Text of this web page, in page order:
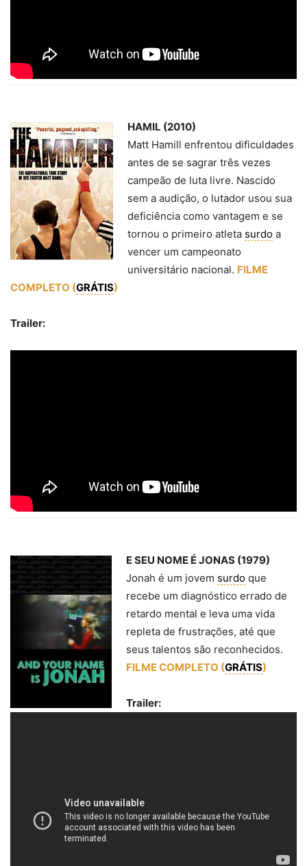
HAMIL (2010)
Matt Hamill enfrentou dificuldades
antes de se sagrar três vezes
campeão de luta livre. Nascido
sem a audição, o lutador usou sua
deficiência como vantagem e se
tornou o primeiro atleta surdo a
vencer um campeonato
universitário nacional. FILME
COMPLETO (GRÁTIS)
Trailer:
E SEU NOME É JONAS (1979)
Jonah é um jovem surdo que
recebe um diagnóstico errado de
retardo mental e leva uma vida
repleta de frustrações, até que
seus talentos são reconhecidos.
FILME COMPLETO (GRÁTIS)
Trailer: